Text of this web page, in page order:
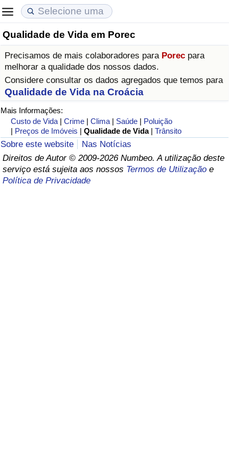
Qualidade de Vida em Porec
Precisamos de mais colaboradores para Porec para
melhorar a qualidade dos nossos dados.
Considere consultar os dados agregados que temos para
Qualidade de Vida na Croácia
Mais Informações:
Custo de Vida |Crime |Clima | Saúde | Poluição
| Preços de Imóveis |Qualidade de Vida |Trânsito
Sobre este website
Nas Notícias
Direitos de Autor © 2009-2026 Numbeo. A utilização deste
serviço está sujeita aos nossos Termos de Utilização e
Política de Privacidade
Custo de Vida
Indicador de Custo de Vida (Atual)
Indicador de Custo de Vida
Indicador de Custo de Vida Por País
em Aqaba
Preços de Imóveis
Indicador de Preços de Imóveis (Atual)
Indicador de Preços de Imóveis
Indicador de Preços de Imóveis por País
Qualidade de Vida
Indicador de Qualidade de Vida
Indicador de Qualidade de Vida (Atual)
Índice de qualidade de vida por país
Crime
Taxa do Indicador de Crime (Atual)